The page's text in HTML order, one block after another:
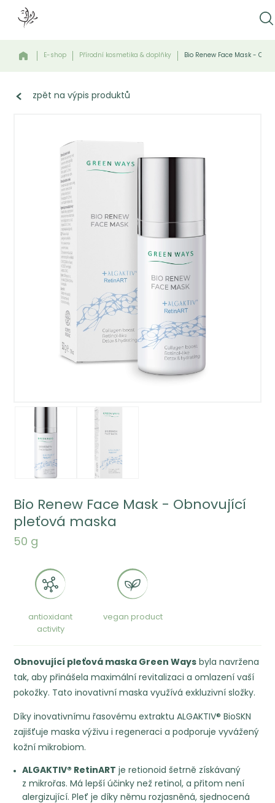
E-shop Přírodní kosmetika & doplňky Bio Renew Face Mask -
zpět na výpis produktů
Bio Renew Face Mask - Obnovující
pleťová maska
50 g
antioxidant
activity
vegan product
Obnovující pleťová maska Green Ways byla navržena
tak, aby přinášela maximální revitalizaci a omlazení vaší
pokožky. Tato inovativní maska využívá exkluzivní složky.
Díky inovativnímu řasovému extraktu ALGAKTIV® BioSKN
zajišťuje maska výživu i regeneraci a podporuje vyvážený
kožní mikrobiom.
ALGAKTIV® RetinART je retionoid šetrně získávaný
z mikrořas. Má lepší účinky než retinol, a přitom není
alergizující. Pleť je díky němu rozjasněná, sjednocená